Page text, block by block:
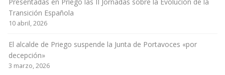
Transición Española
10 abril, 2026
El alcalde de Priego suspende la Junta de Portavoces «por
decepción»
3 marzo, 2026